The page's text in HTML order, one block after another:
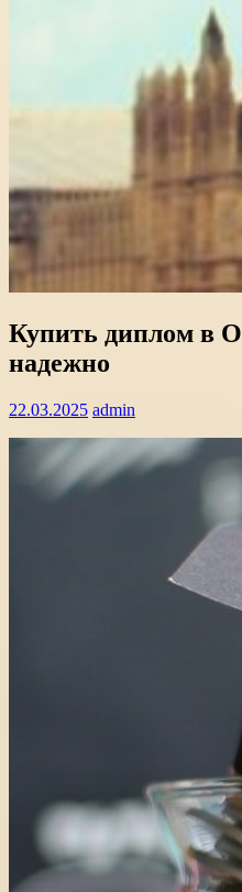
Купить диплом в
надежно
22.03.2025 admin